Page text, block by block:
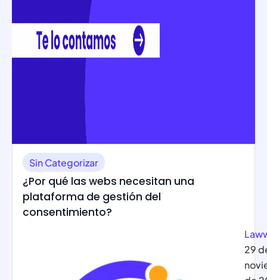
Sin Categorizar
¿Por qué las webs necesitan una
plataforma de gestión del
consentimiento?
29